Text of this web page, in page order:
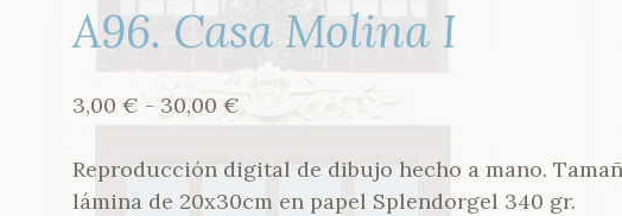
A96. Casa Molina I
3,00 € - 30,00 €
precios:
desde
Reproducción digital de dibujo hecho a mano.
lámina de 20x30cm en papel Splendorgel 340 gr.